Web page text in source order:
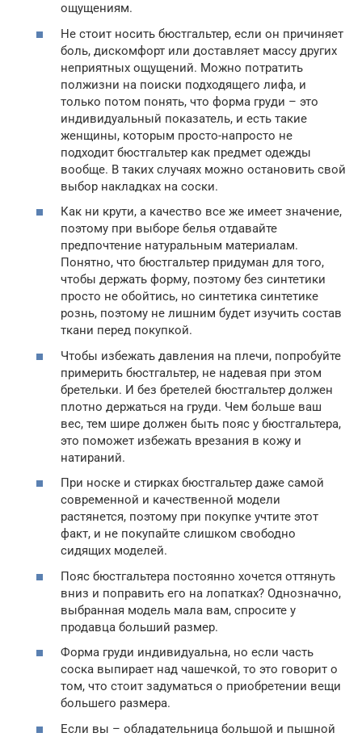
ощущениям.
Не стоит носить бюстгальтер, если он причиняет
боль, дискомфорт или доставляет массу других
неприятных ощущений. Можно потратить
полжизни на поиски подходящего лифа, и
только потом понять, что форма груди – это
индивидуальный показатель, и есть такие
женщины, которым просто-напросто не
подходит бюстгальтер как предмет одежды
вообще. В таких случаях можно остановить свой
выбор накладках на соски.
Как ни крути, а качество все же имеет значение,
поэтому при выборе белья отдавайте
предпочтение натуральным материалам.
Понятно, что бюстгальтер придуман для того,
чтобы держать форму, поэтому без синтетики
просто не обойтись, но синтетика синтетике
рознь, поэтому не лишним будет изучить состав
ткани перед покупкой.
Чтобы избежать давления на плечи, попробуйте
примерить бюстгальтер, не надевая при этом
бретельки. И без бретелей бюстгальтер должен
плотно держаться на груди. Чем больше ваш
вес, тем шире должен быть пояс у бюстгальтера,
это поможет избежать врезания в кожу и
натираний.
При носке и стирках бюстгальтер даже самой
современной и качественной модели
растянется, поэтому при покупке учтите этот
факт, и не покупайте слишком свободно
сидящих моделей.
Пояс бюстгальтера постоянно хочется оттянуть
вниз и поправить его на лопатках? Однозначно,
выбранная модель мала вам, спросите у
продавца больший размер.
Форма груди индивидуальна, но если часть
соска выпирает над чашечкой, то это говорит о
том, что стоит задуматься о приобретении вещи
большего размера.
Если вы – обладательница большой и пышной